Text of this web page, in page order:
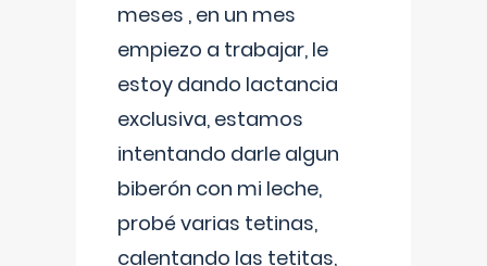
meses , en un mes
empiezo a trabajar, le
estoy dando lactancia
exclusiva, estamos
intentando darle algun
biberón con mi leche,
probé varias tetinas,
calentando las tetitas,